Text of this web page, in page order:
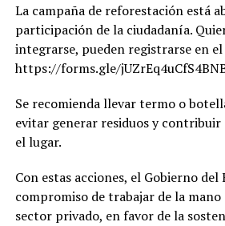
La campaña de reforestación está
participación de la ciudadanía.
integrarse, pueden registrarse en
https://forms.gle/
Se recomienda llevar termo o
evitar generar residuos y
el lugar.
Con estas acciones, el Gobierno
compromiso de trabajar de la mano
sector privado, en favor de la